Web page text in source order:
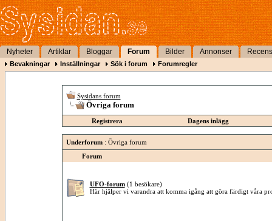
Nyheter Artiklar Bloggar Forum Bilder Annonser
Bevakningar Inställningar Sök i forum Forumregler
Sysidans forum
Övriga forum
Registrera Dagens inlägg
Underforum: Övriga forum
Forum
UFO-forum (1 besökare)
Här hjälper vi varandra att komma igång att göra färdigt våra